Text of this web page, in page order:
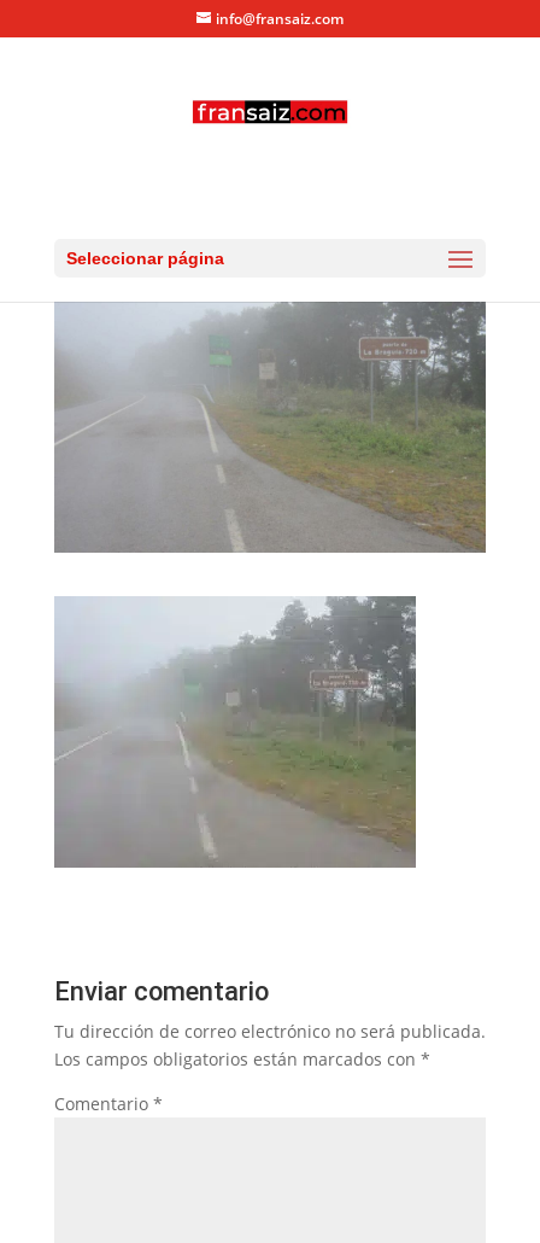
info@fransaiz.com
Seleccionar página
Enviar comentario
Tu dirección de correo electrónico no será publicada.
Los campos obligatorios están marcados con *
Comentario *